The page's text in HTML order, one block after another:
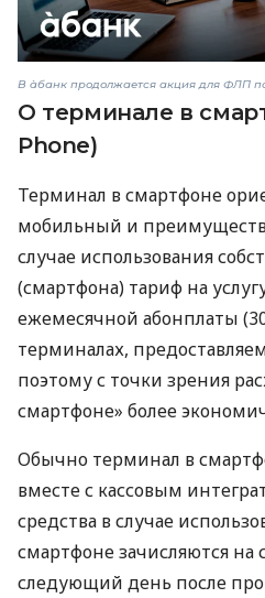
В àбанк продолжается акция для ФЛП
О терминале в
Phone)
Терминал в смартфоне
мобильный и
случае использования
(смартфона) тариф на
ежемесячной абонплаты
терминалах,
поэтому с точки зрения
смартфоне» более
Обычно терминал в
вместе с кассовым
средства в случае
смартфоне зачисляются на
следующий день после